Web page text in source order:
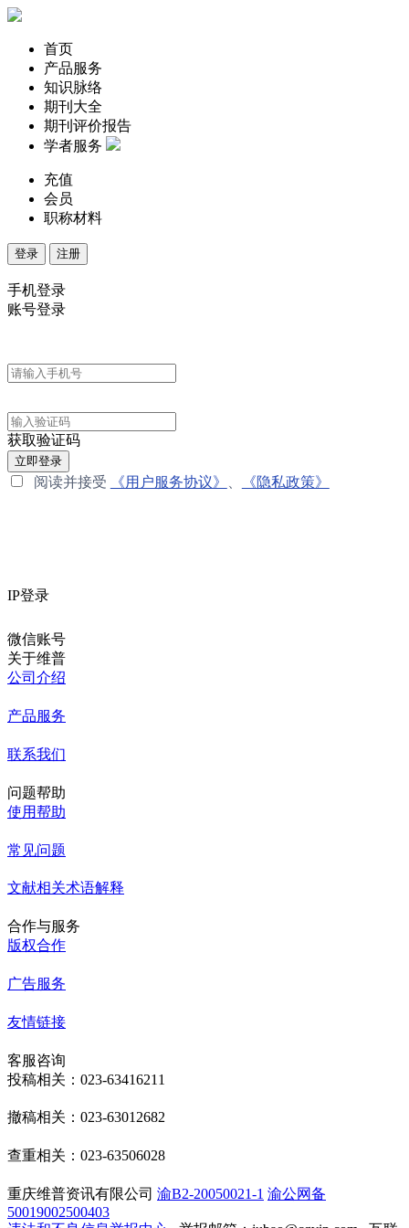
首页
产品服务
知识脉络
期刊大全
期刊评价报告
学者服务
充值
会员
职称材料
登录 注册
手机登录
账号登录
获取验证码
立即登录
阅读并接受 《用户服务协议》 《隐私政策》
IP登录
微信账号
关于维普
公司介绍
产品服务
联系我们
问题帮助
使用帮助
常见问题
文献相关术语解释
合作与服务
版权合作
广告服务
友情链接
客服咨询
投稿相关：023-63416211
撤稿相关：023-63012682
查重相关：023-63506028
重庆维普资讯有限公司 渝B2-20050021-1 渝公网备
50019002500403